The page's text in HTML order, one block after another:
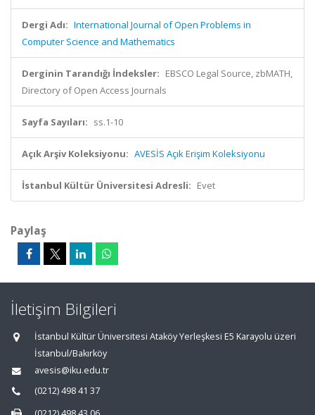
Dergi Adı: International Journal of Open Problems in
Computer Science and Mathematics
Derginin Tarandığı İndeksler: EBSCO Legal Source, zbMATH,
Directory of Open Access Journals
Sayfa Sayıları: ss.1-10
Açık Arşiv Koleksiyonu: AVESİS Açık Erişim Koleksiyonu
İstanbul Kültür Üniversitesi Adresli: Evet
Paylaş
İletişim Bilgileri
İstanbul Kültür Üniversitesi Ataköy Yerleşkesi E5 Karayolu üzeri
İstanbul/Bakırköy
avesis@iku.edu.tr
(0212) 498 41 37